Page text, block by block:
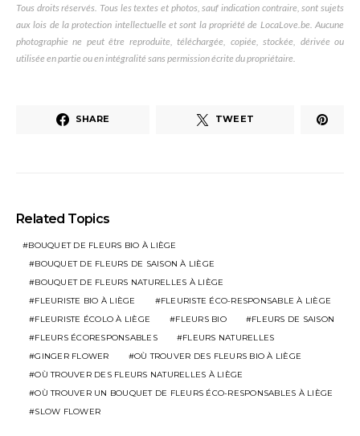
Tous droits réservés. Tous les textes et photos, sauf indication contraire, sont sujets
aux lois de la protection intellectuelle et sont la propriété de LocaLove.be. Aucune
photographie ne peut être reproduite, téléchargée, copiée, stockée, dérivée ou
utilisée en partie ou en intégralité sans permission écrite du propriétaire.
SHARE TWEET
Related Topics
BOUQUET DE FLEURS BIO À LIÈGE
BOUQUET DE FLEURS DE SAISON À LIÈGE
BOUQUET DE FLEURS NATURELLES À LIÈGE
FLEURISTE BIO À LIÈGE
FLEURISTE ÉCO-RESPONSABLE À LIÈGE
FLEURISTE ÉCOLO À LIÈGE
FLEURS BIO
FLEURS DE SAISON
FLEURS ÉCORESPONSABLES
FLEURS NATURELLES
GINGER FLOWER
OÙ TROUVER DES FLEURS BIO À LIÈGE
OÙ TROUVER DES FLEURS NATURELLES À LIÈGE
OÙ TROUVER UN BOUQUET DE FLEURS ÉCO-RESPONSABLES À LIÈGE
SLOW FLOWER